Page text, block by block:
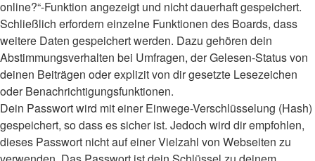
online?“-Funktion angezeigt und nicht dauerhaft gespeichert.
Schließlich erfordern einzelne Funktionen des Boards, dass
weitere Daten gespeichert werden. Dazu gehören dein
Abstimmungsverhalten bei Umfragen, der Gelesen-Status von
deinen Beiträgen oder explizit von dir gesetzte Lesezeichen
oder Benachrichtigungsfunktionen.
Dein Passwort wird mit einer Einwege-Verschlüsselung (Hash)
gespeichert, so dass es sicher ist. Jedoch wird dir empfohlen,
dieses Passwort nicht auf einer Vielzahl von Webseiten zu